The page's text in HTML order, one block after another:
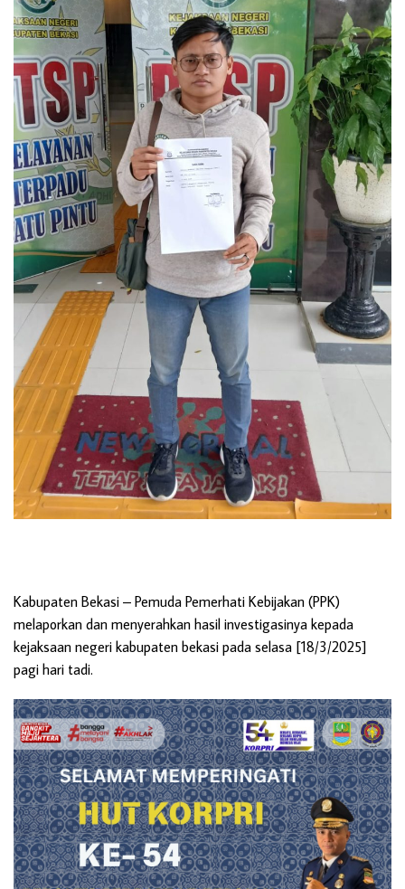
Kabupaten Bekasi – Pemuda Pemerhati Kebijakan (PPK)
melaporkan dan menyerahkan hasil investigasinya kepada
kejaksaan negeri kabupaten bekasi pada selasa [18/3/2025]
pagi hari tadi.